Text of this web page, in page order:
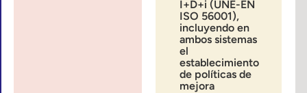
I+D+i (UNE-EN
ISO 56001),
incluyendo en
ambos sistemas
el
establecimiento
de políticas de
mejora